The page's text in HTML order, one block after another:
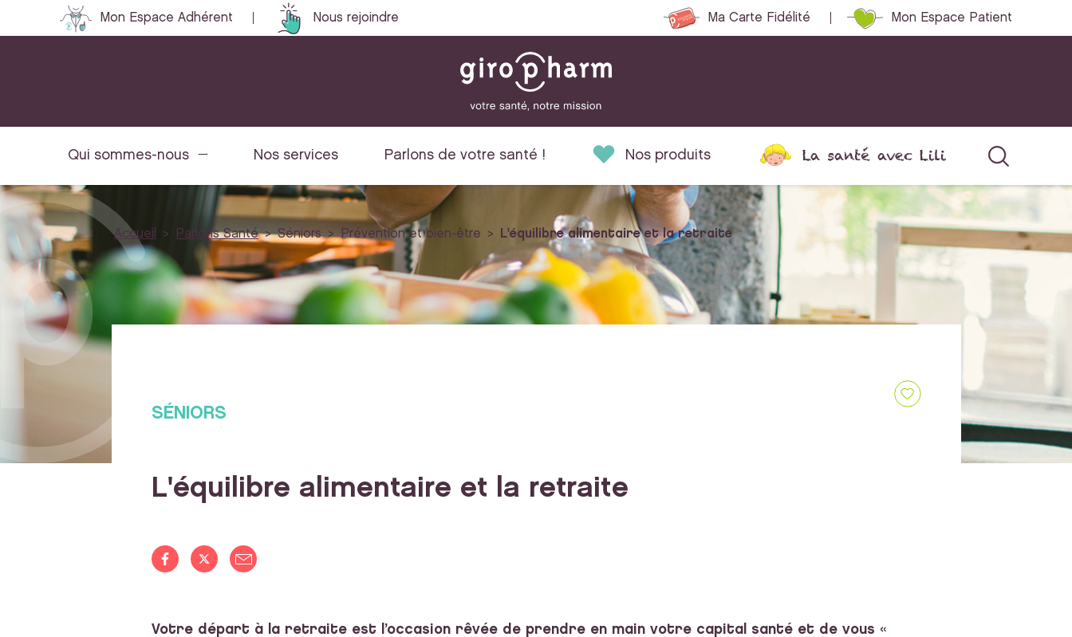
Mon Espace Adhérent Nous rejoindre Ma Carte Fidélité Mon Espace Patient
Qui sommes-nous Nos services Parlons de votre santé ! Nos produits La santé avec Lili
Accueil Parlons Santé Séniors Prévention et bien-être L'équilibre alimentaire et la retraite
SÉNIORS
L'équilibre alimentaire et la retraite
Votre départ à la retraite est l’occasion rêvée de prendre en main votre capital santé et de vous «